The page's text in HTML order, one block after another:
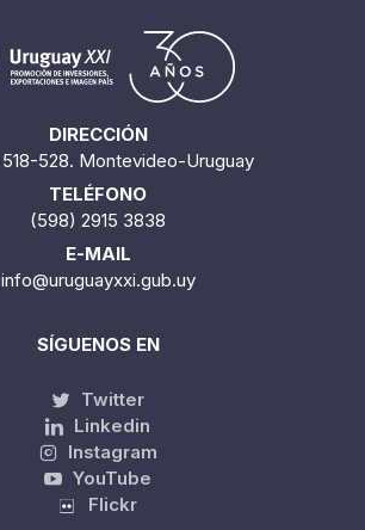
DIRECCIÓN
518-528. Montevideo-Uruguay
TELÉFONO
(598) 2915 3838
E-MAIL
info@uruguayxxi.gub.uy
SÍGUENOS EN
Twitter
Linkedin
Instagram
YouTube
Flickr